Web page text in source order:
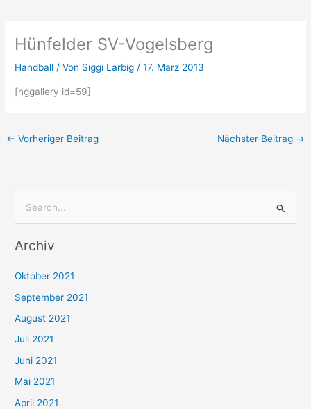
Hünfelder SV-Vogelsberg
Handball / Von Siggi Larbig/17. März 2013
[nggallery id=59]
← Vorheriger Beitrag Nächster Beitrag →
c
n
n
a
c
h
:
Archiv
Oktober 2021
September 2021
August 2021
Juli 2021
Juni 2021
Mai 2021
April 2021